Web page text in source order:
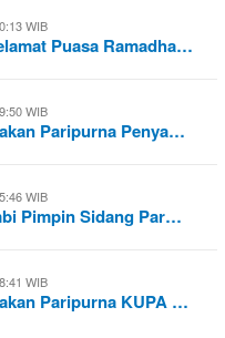
WIB
Puasa Ramadha…
WIB
Paripurna Penya…
WIB
Pimpin Sidang Par…
WIB
Paripurna KUPA …